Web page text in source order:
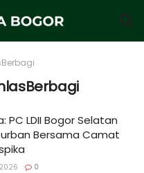
PC LDII Bogor Selatan
Bersama Camat
0